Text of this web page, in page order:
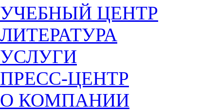
УЧЕБНЫЙ ЦЕНТР
ЛИТЕРАТУРА
УСЛУГИ
ПРЕСС-ЦЕНТР
О КОМПАНИИ